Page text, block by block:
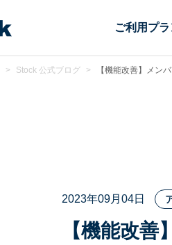
ご利用プ
> Stock 公式ブログ > 【機能改善】メン
2023年09月04日
【機能改